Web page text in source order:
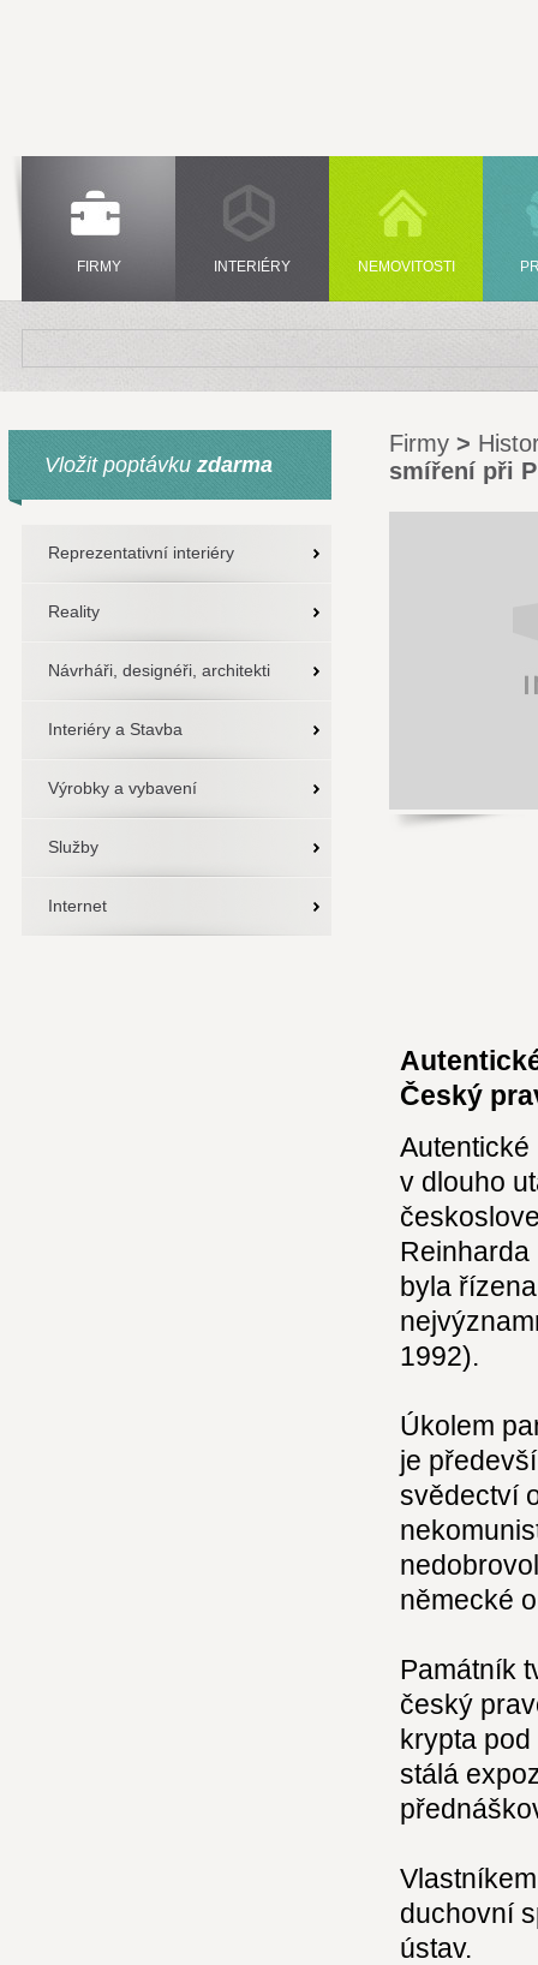
FIRMY INTERIÉRY NEMOVITOSTI
Vložit poptávku zdarma
Reprezentativní interiéry
Reality
Návrháři, designéři, architekti
Interiéry a Stavba
Výrobky a vybavení
Služby
Internet
Firmy >
smíření při
Český
Autentické
v dlouho
Reinharda
byla
1992).
Úkolem
je
svědectví
německé
Památník
český
krypta
stálá
duchovní
ústav.